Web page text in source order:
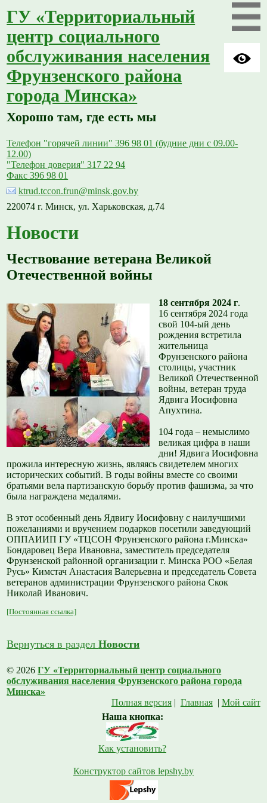
ГУ «Территориальный
центр социального
обслуживания населения
Фрунзенского района
города Минска»
Хорошо там, где есть мы
Телефон "горячей линии" 396 98 01 (будние дни с 09.00-
12.00)
"Телефон доверия" 317 22 94
Факс 396 98 01
ktrud.tccon.frun@minsk.gov.by
220074 г. Минск, ул. Харьковская, д.74
Новости
Чествование ветерана Великой
Отечественной войны
18 сентября 2024 г.
16 сентября 2024 года
свой 104-ый день
рождения встретила
жительница
Фрунзенского района
столицы, участник
Великой Отечественной
войны, ветеран труда
Ядвига Иосифовна
Апухтина.
104 года – немыслимо
великая цифра в наши
дни! Ядвига Иосифовна
прожила интересную жизнь, являясь свидетелем многих
исторических событий. В годы войны вместе со своими
братьями вела партизанскую борьбу против фашизма, за что
была награждена медалями.
В этот особенный день Ядвигу Иосифовну с наилучшими
пожеланиями и вручением подарков посетили заведующий
ОППАИИП ГУ «ТЦСОН Фрунзенского района г.Минска»
Бондаровец Вера Ивановна, заместитель председателя
Фрунзенской районной организации г. Минска РОО «Белая
Русь» Кимстач Анастасия Валерьевна и председатель Совета
ветеранов администрации Фрунзенского района Скок
Николай Иванович.
[Постоянная ссылка]
Вернуться в разделНовости
© 2026ГУ «Территориальный центр социального
обслуживания населения Фрунзенского района города
Минска»
Полная версия| Главная| Мой сайт
Наша кнопка:
Как установить?
Конструктор сайтов lepshy.by